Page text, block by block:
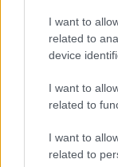
I want to
related to
device
I want to
related to
I want to
related to
Forrás: rsm.hu